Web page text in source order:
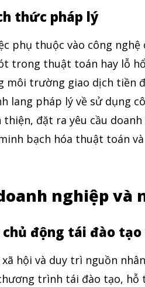
thức pháp lý
phụ thuộc vào công
trong thuật toán hay lỗ
môi trường giao dịch tiền
lang pháp lý về sử dụng
đặt ra yêu cầu
bạch hóa thuật toán
nghiệp và
chủ động tái đào
hội và duy trì nguồn
trình tái đào tạo, hỗ